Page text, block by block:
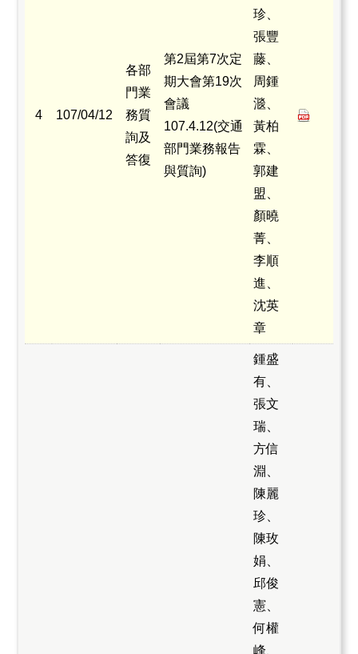
4 107/04/12
各部
門業
務質
詢及
答復
第2屆第7次定
期大會第19次
會議
107.4.12(交通
部門業務報告
與質詢)
珍、
張豐
藤、
周鍾
㴴、
黃柏
霖、
郭建
盟、
顏曉
菁、
李順
進、
沈英
章
鍾盛
有、
張文
瑞、
方信
淵、
陳麗
珍、
陳玫
娟、
邱俊
憲、
何權
峰、